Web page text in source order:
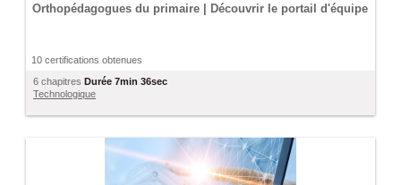
Orthopédagogues du primaire | Découvrir le portail d'équipe
10 certifications obtenues
6 chapitres Durée 7min 36sec
Technologique